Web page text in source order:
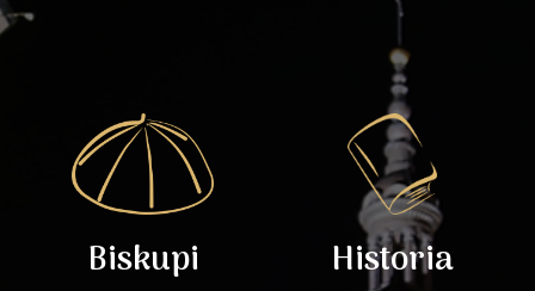
Biskupi Historia